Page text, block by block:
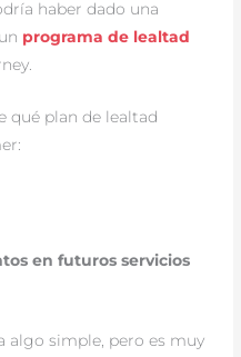
haber dado una
programa de lealtad
qué plan de lealtad
en futuros servicios
algo simple, pero es muy